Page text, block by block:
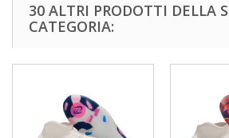
30 ALTRI PRODOTTI DELLA
CATEGORIA: